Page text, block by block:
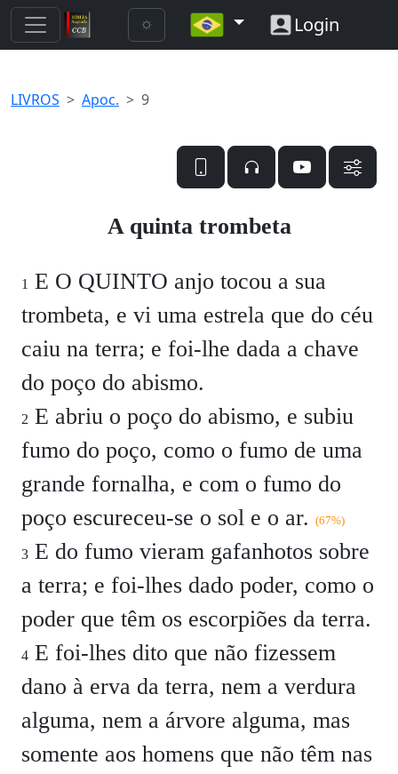
Login
LIVROS Apoc. 9
A quinta trombeta
1 E O QUINTO anjo tocou a sua
trombeta, e vi uma estrela que do céu
caiu na terra; e foi-lhe dada a chave
do poço do abismo.
2 E abriu o poço do abismo, e subiu
fumo do poço, como o fumo de uma
grande fornalha, e com o fumo do
poço escureceu-se o sol e o ar. (67%)
3 E do fumo vieram gafanhotos sobre
a terra; e foi-lhes dado poder, como o
poder que têm os escorpiões da terra.
4 E foi-lhes dito que não fizessem
dano à erva da terra, nem a verdura
alguma, nem a árvore alguma, mas
somente aos homens que não têm nas